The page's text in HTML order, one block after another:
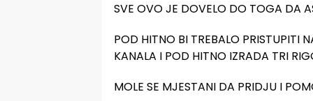
SVE OVO JE DOVELO DO TOGA DA
POD HITNO BI TREBALO PRISTUPITI
KANALA I POD HITNO IZRADA TRI
MOLE SE MJESTANI DA PRIDJU I